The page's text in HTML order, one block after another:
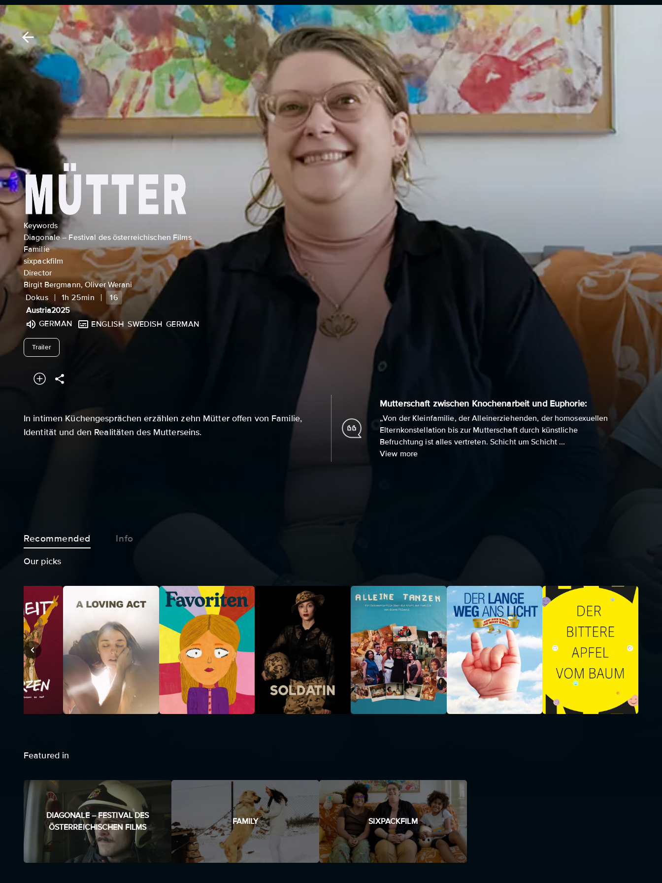
Keywords
Diagonale – Festival des österreichischen Films
Familie
sixpackfilm
Director
Birgit Bergmann, Oliver Werani
Dokus
1h 25min
16
Austria2025
GERMAN
ENGLISH SWEDISH GERMAN
Trailerundefined
In intimen Küchengesprächen erzählen zehn Mütter offen von Familie,
Identität und den Realitäten des Mutterseins.
Mutterschaft zwischen Knochenarbeit und Euphorie:
„Von der Kleinfamilie, der Alleinerziehenden, der homosexuellen
Elternkonstellation bis zur Mutterschaft durch künstliche
Befruchtung ist alles vertreten. Schicht um Schicht ...
View more
Recommended Info
Our picks
Featured in
DIAGONALE – FESTIVAL DES
ÖSTERREICHISCHEN FILMS
FAMILY SIXPACKFILM